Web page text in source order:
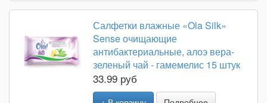
Салфетки влажные «Ola Silk»
Sense очищающие
антибактериальные, алоэ вера-
зеленый чай - гамемелис 15 штук
33.99 руб